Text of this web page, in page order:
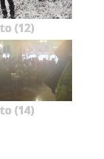
(12)
(14)